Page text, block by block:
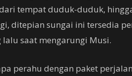
tempat duduk-duduk,
ditepian sungai ini tersedia
saat mengarungi Musi.
perahu dengan paket